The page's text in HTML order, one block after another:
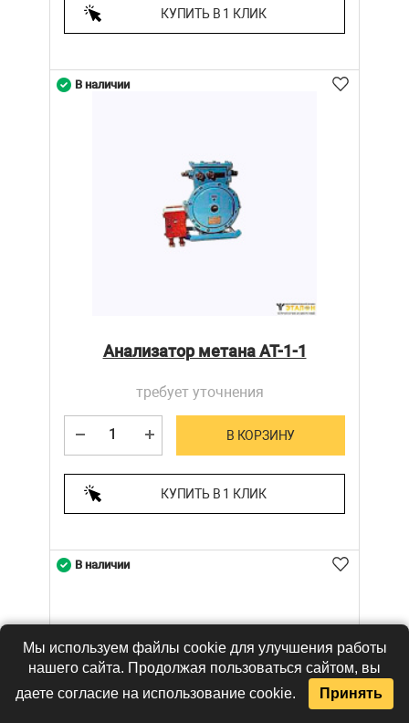
КУПИТЬ В 1 КЛИК
Анализатор метана АТ-1-1
требует уточнения
В КОРЗИНУ
КУПИТЬ В 1 КЛИК
В наличии
В наличии
Мы используем файлы cookie для улучшения работы
нашего сайта. Продолжая пользоваться сайтом, вы
даете согласие на использование cookie.
Принять